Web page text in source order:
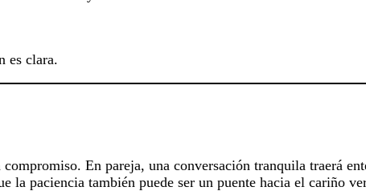
es clara.
En pareja, una conversación tranquila traerá
la paciencia también puede ser un puente hacia el cariño